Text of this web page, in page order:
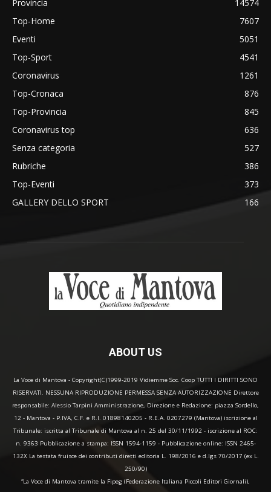
Provincia
14574
Top-Home
7607
Eventi
5051
Top-Sport
4541
Coronavirus
1261
Top-Cronaca
876
Top-Provincia
845
Coronavirus top
636
Senza categoria
527
Rubriche
386
Top-Eventi
373
GALLERY DELLO SPORT
166
ABOUT US
La Voce di Mantova - Copyright(C)1999-2019 Vidiemme Soc. Coop TUTTI I DIRITTI SONO
RISERVATI. NESSUNA RIPRODUZIONE PERMESSA SENZA AUTORIZZAZIONE Direttore
responsabile: Alessio Tarpini Amministrazione, Direzione e Redazione: piazza Sordello,
12 - Mantova - P.IVA, C.F. e R.I. 01898140205 - R.E.A. 0207279 (Mantova) iscrizione al
Tribunale: iscritta al Tribunale di Mantova al n. 25 del 30/11/1992 - iscrizione al ROC:
n. 9363 Pubblicazione a stampa: ISSN 1594-1159 - Pubblicazione online: ISSN 2465-
132X La testata fruisce dei contributi diretti editoria L. 198/2016 e d.lgs 70/2017 (ex L.
250/90)
“La Voce di Mantova tramite la Fipeg (Federazione Italiana Piccoli Editori Giornali),